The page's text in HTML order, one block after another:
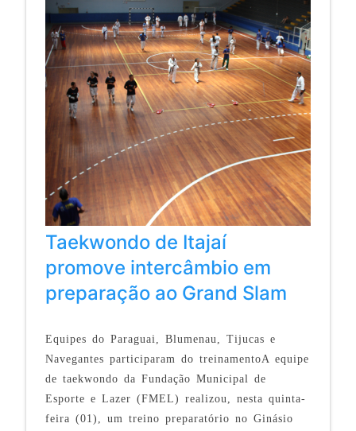
Taekwondo de Itajaí
promove intercâmbio em
preparação ao Grand Slam
Equipes do Paraguai, Blumenau, Tijucas e
Navegantes participaram do treinamentoA equipe
de taekwondo da Fundação Municipal de
Esporte e Lazer (FMEL) realizou, nesta quinta-
feira (01), um treino preparatório no Ginásio